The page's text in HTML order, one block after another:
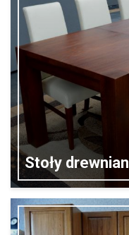
Stoły